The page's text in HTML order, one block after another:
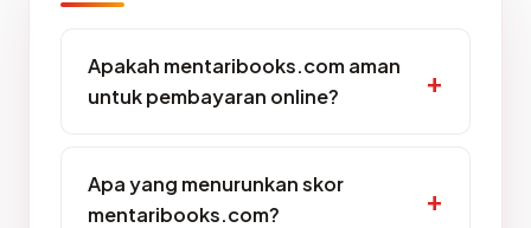
Apakah mentaribooks.com aman
untuk pembayaran online?
Apa yang menurunkan skor
mentaribooks.com?